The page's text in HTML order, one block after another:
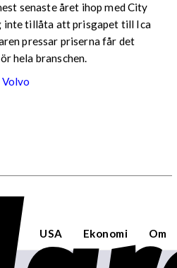
senaste året ihop med City
inte tillåta att prisgapet till Ica
pressar priserna får det
hela branschen.
USA Ekonomi Om